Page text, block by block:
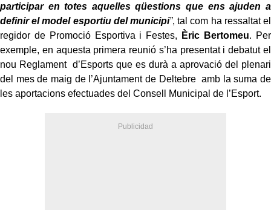
participar en totes aquelles qüestions que ens ajuden a
definir el model esportiu del municipi”, tal com ha ressaltat el
regidor de Promoció Esportiva i Festes,
Èric Bertomeu. Per
exemple, en aquesta primera reunió s’ha presentat i debatut el
nou Reglament d’Esports que es durà a aprovació del plenari
del mes de maig de l’Ajuntament de Deltebre amb la suma de
les aportacions efectuades del Consell Municipal de l’Esport.